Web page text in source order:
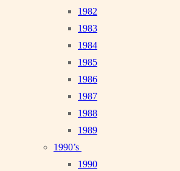
1982
1983
1984
1985
1986
1987
1988
1989
1990’s
1990